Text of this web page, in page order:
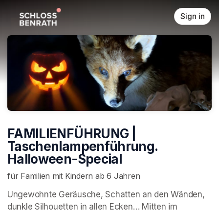
Sign in
FAMILIENFÜHRUNG |
Taschenlampenführung.
Halloween-Special
für Familien mit Kindern ab 6 Jahren
Ungewohnte Geräusche, Schatten an den Wänden,
dunkle Silhouetten in allen Ecken… Mitten im